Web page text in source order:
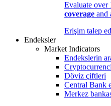
Evaluate over
coverage and
Erişim talep
Endeksler
Market Indicators
Endekslerin
Döviz çiftleri
Central Bank
Merkez